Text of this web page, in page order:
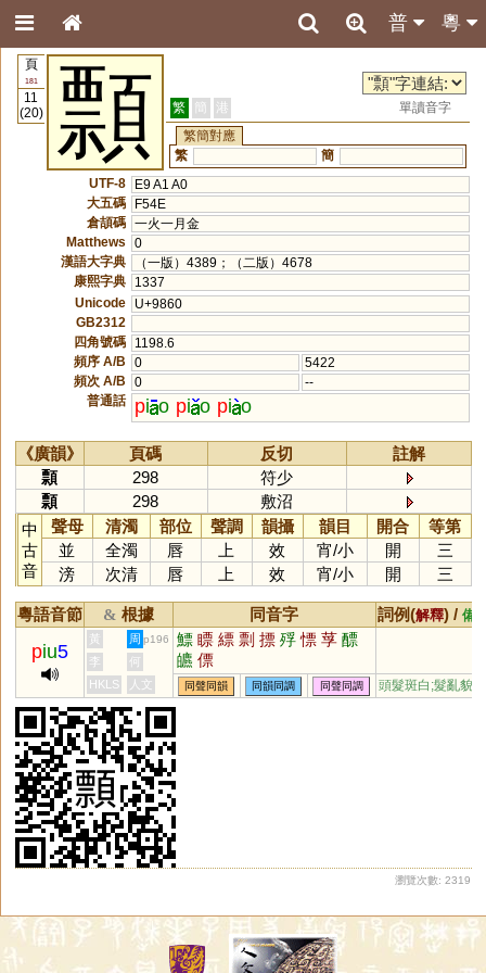
粵
普
頁
181
11
(20)
顠 繁 簡 港
單讀音字
繁簡對應
繁
簡
UTF-8
E9 A1 A0
大五碼
F54E
倉頡碼 一火一月金
Matthews
0
漢語大字典
（一版）4389；（二版）4678
康熙字典
1337
Unicode
U+9860
GB2312
四角號碼
1198.6
頻序 A/B
0
5422
頻次 A/B
0
--
普通話
pi o pi o pi o
《廣韻》 頁碼 反切
註解
顠
298
符少
顠
298
敷沼
中
古
音
聲母 清濁 部位 聲調 韻攝 韻目 開合
等第
並
全濁 唇 上 效 宵/小 開
三
滂
次清 唇 上 效 宵/小 開 三
粵語音節 & 根據 同音字 詞例(解釋) / 備
piu5
黃 周 p196 鰾 瞟 縹 剽 摽 殍 慓 莩 醥
皫 僄
李
何
HKLS
人文 同聲同韻 同韻同調 同聲同調 頭髮斑白;髮亂貌
瀏覽次數: 2319